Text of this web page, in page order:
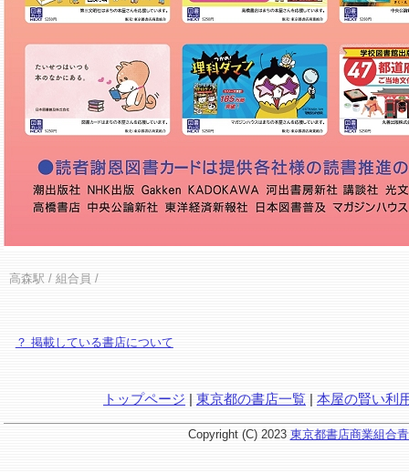
高森駅 / 組合員 /
？ 掲載している書店について
トップページ | 東京都の書店一覧 | 本屋の賢い利
Copyright (C) 2023 東京都書店商業組合